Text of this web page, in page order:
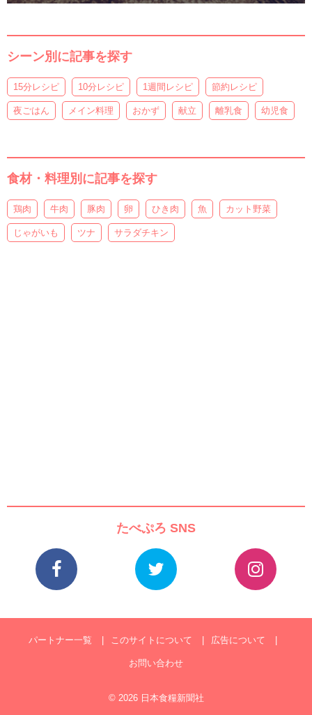
シーン別に記事を探す
15分レシピ 10分レシピ 1週間レシピ 節約レシピ
夜ごはん メイン料理 おかず 献立 離乳食 幼児食
食材・料理別に記事を探す
鶏肉 牛肉 豚肉 卵 ひき肉 魚 カット野菜
じゃがいも ツナ サラダチキン
たべぷろ SNS
パートナー一覧 このサイトについて 広告について
お問い合わせ
© 2026 日本食糧新聞社